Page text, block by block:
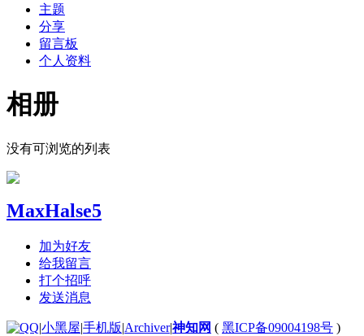
主题
分享
留言板
个人资料
相册
没有可浏览的列表
MaxHalse5
加为好友
给我留言
打个招呼
发送消息
|小黑屋|手机版|Archiver|神知网 ( 黑ICP备09004198号 )